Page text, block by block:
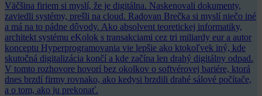
Väčšina firiem si myslí, že je digitálna. Naskenovali dokumenty,
zaviedli systémy, prešli na cloud. Radovan Brečka si myslí niečo iné
a má na to pádne dôvody. Ako absolvent teoretickej informatiky,
architekt systému eKolok s transakciami cez tri miliardy eur a autor
konceptu Hyperprogramovania vie lepšie ako ktokoľvek iný, kde
skutočná digitalizácia končí a kde začína len drahý digitálny odpad.
V tomto rozhovore hovorí bez okolkov o softvérovej bariére, ktorá
dnes brzdí firmy rovnako, ako kedysi brzdili drahé sálové počítače,
a o tom, ako ju prekonať.